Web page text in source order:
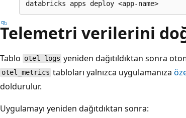
Telemetri verilerini
Tablo otel_logs yeniden dağıtıldıktan sonra
otel_metrics tabloları yalnızca uygulamanıza
doldurulur.
Uygulamayı yeniden dağıtdıktan sonra: